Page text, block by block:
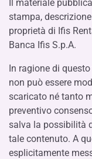
Il materiale
stampa,
proprietà di Ifis
Banca Ifis S.p.A.
In ragione di
non può essere
scaricato né tanto
preventivo
salva la possibilità
tale contenuto. A
esplicitamente